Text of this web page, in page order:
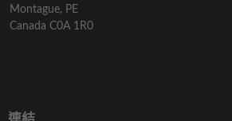
Montague, PE
Canada C0A 1R0